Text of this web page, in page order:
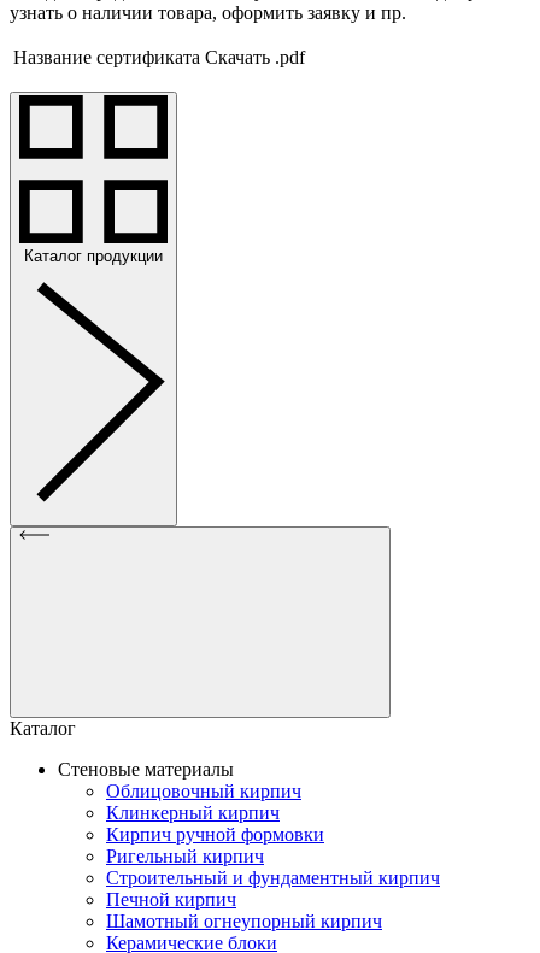
узнать о наличии товара, оформить заявку и пр.
Название сертификата Скачать .pdf
Каталог продукции
Каталог
Стеновые материалы
Облицовочный кирпич
Клинкерный кирпич
Кирпич ручной формовки
Ригельный кирпич
Строительный и фундаментный кирпич
Печной кирпич
Шамотный огнеупорный кирпич
Керамические блоки